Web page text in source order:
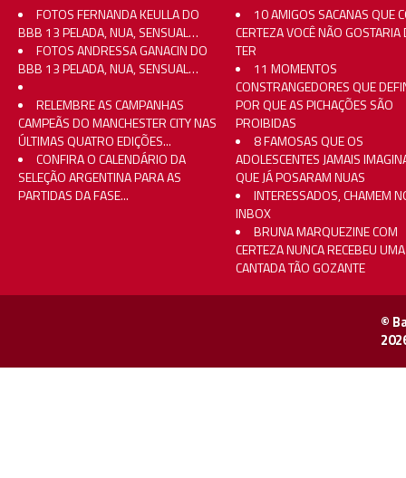
FOTOS FERNANDA KEULLA DO
BBB 13 PELADA, NUA, SENSUAL…
FOTOS ANDRESSA GANACIN DO
BBB 13 PELADA, NUA, SENSUAL…
RELEMBRE AS CAMPANHAS
CAMPEÃS DO MANCHESTER CITY NAS
ÚLTIMAS QUATRO EDIÇÕES...
CONFIRA O CALENDÁRIO DA
SELEÇÃO ARGENTINA PARA AS
PARTIDAS DA FASE...
10 AMIGOS SACANAS QUE
CERTEZA VOCÊ NÃO GOSTARIA
TER
11 MOMENTOS
CONSTRANGEDORES QUE
POR QUE AS PICHAÇÕES SÃO
PROIBIDAS
8 FAMOSAS QUE OS
ADOLESCENTES JAMAIS
QUE JÁ POSARAM NUAS
INTERESSADOS, CHAMEM
INBOX
BRUNA MARQUEZINE COM
CERTEZA NUNCA RECEBEU UMA
CANTADA TÃO GOZANTE
©